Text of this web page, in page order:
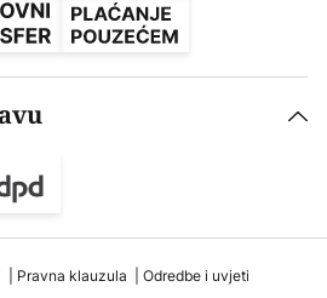
Pravna klauzula Odredbe i uvjeti